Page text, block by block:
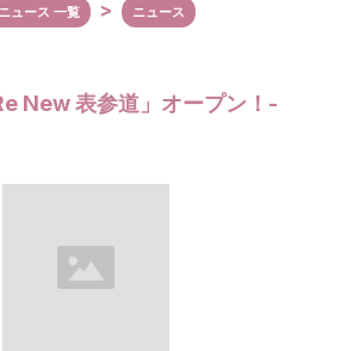
歩2分
から徒歩6分
ニュース 一覧 ニュース
New 表参道」オープン！-